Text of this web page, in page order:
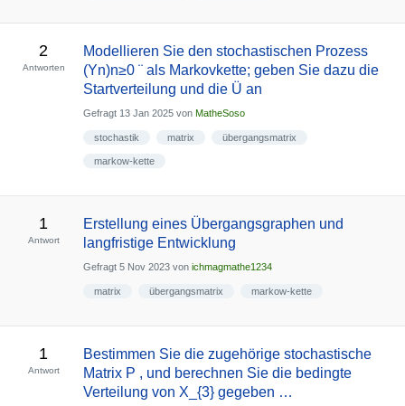
2
Antworten
Modellieren Sie den stochastischen Prozess
(Yn)n≥0 ¨ als Markovkette; geben Sie dazu die
Startverteilung und die Ü an
Gefragt 13 Jan 2025 von MatheSoso
stochastik matrix übergangsmatrix
markow-kette
1
Antwort
Erstellung eines Übergangsgraphen und
langfristige Entwicklung
Gefragt 5 Nov 2023 von ichmagmathe1234
matrix übergangsmatrix markow-kette
1
Antwort
Bestimmen Sie die zugehörige stochastische
Matrix P , und berechnen Sie die bedingte
Verteilung von X_{3} gegeben …